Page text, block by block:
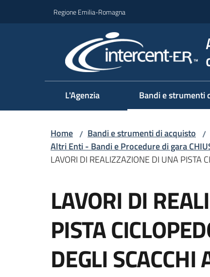
Regione Emilia-Romagna
L'Agenzia Bandi e strumenti
Home / Bandi e strumenti di acquisto /
Altri Enti - Bandi e Procedure di gara
LAVORI DI REALIZZAZIONE DI UNA PISTA
LAVORI DI
PISTA
DEGLI